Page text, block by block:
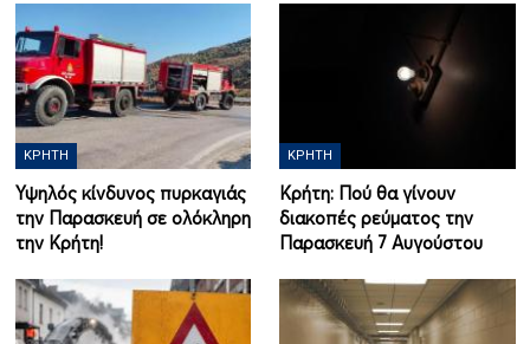
ΚΡΉΤΗ
Υψηλός κίνδυνος πυρκαγιάς
την Παρασκευή σε ολόκληρη
την Κρήτη!
ΚΡΉΤΗ
Κρήτη: Πού θα γίνουν
διακοπές ρεύματος την
Παρασκευή 7 Αυγούστου